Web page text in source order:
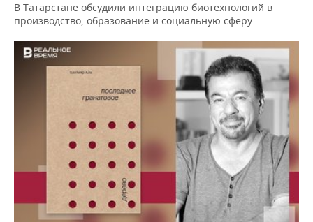
В Татарстане обсудили интеграцию биотехнологий в
производство, образование и социальную сферу